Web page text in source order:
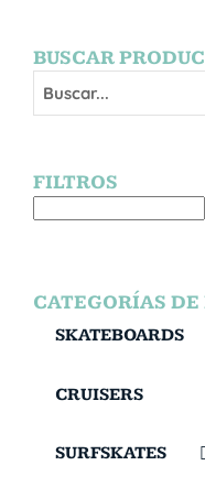
BUSCAR
FILTROS
CATEGORÍAS DE
SKATEBOARDS
CRUISERS
SURFSKATES